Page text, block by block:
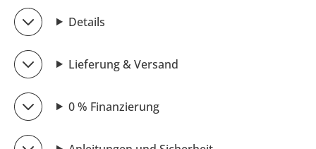
Details
Lieferung & Versand
0 % Finanzierung